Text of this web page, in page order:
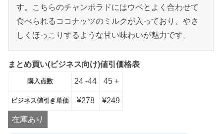
す。こちらのチャンポラドにはウベとよく合わせて
食べられるココナッツのミルクが入っており、やさ
しくほっこりするような甘い味わいが魅力です。
まとめ買い(ビジネス向け)値引価格表
購入点数 24 -44 45 +
ビジネス値引き単価 ¥278 ¥249
在庫あり